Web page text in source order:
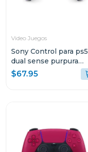
Video Juegos
Sony Control para ps5
dual sense purpura
galactico
$67.95